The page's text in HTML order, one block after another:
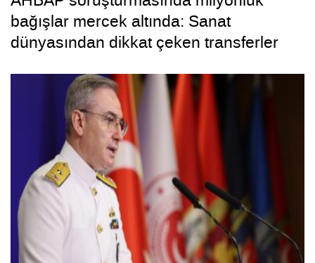
bağışlar mercek altında: Sanat
dünyasından dikkat çeken transferler